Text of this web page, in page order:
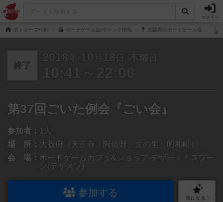
ログイン
ボドゲーマTOP ボードゲーム会/イベント情報 大阪府のボードゲーム会
終了
2018 年 10 月 18 日 木 曜日
10:41～22:00
第37回ごいた例会『ごい会』
参加者： 1人
場 所： 大阪府（天王寺、阿倍野、文の里、昭和町）
会 場： ボードゲームカフェ&ショップ-デザート＊スプー
ン(デザスプ)
参加する 気になる！